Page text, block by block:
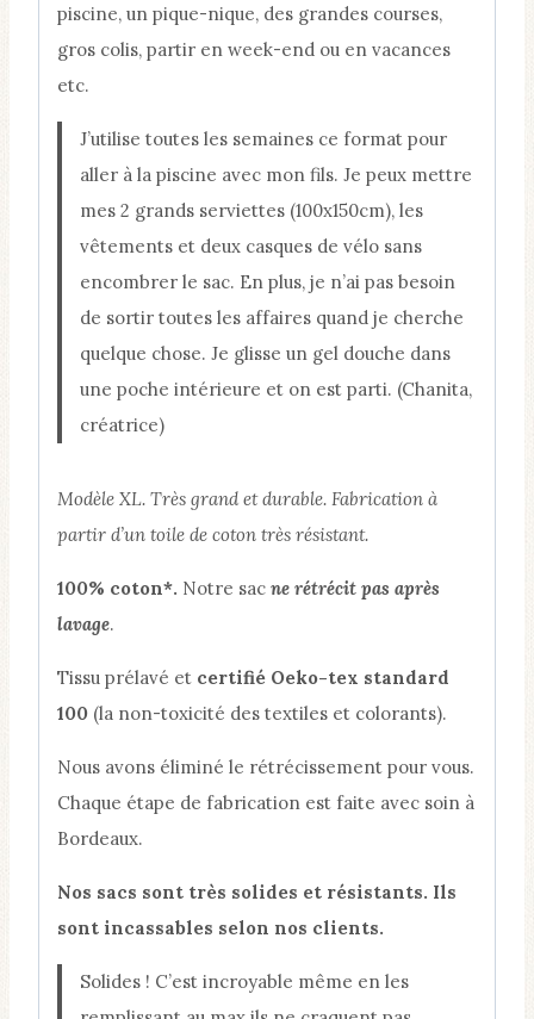
piscine, un pique-nique, des grandes courses,
gros colis, partir en week-end ou en vacances
etc.
J’utilise toutes les semaines ce format pour
aller à la piscine avec mon fils. Je peux mettre
mes 2 grands serviettes (100x150cm), les
vêtements et deux casques de vélo sans
encombrer le sac. En plus, je n’ai pas besoin
de sortir toutes les affaires quand je cherche
quelque chose. Je glisse un gel douche dans
une poche intérieure et on est parti. (Chanita,
créatrice)
Modèle XL. Très grand et durable. Fabrication à
partir d’un toile de coton très résistant.
100% coton*. ​Notre sac ne rétrécit pas après
lavage.
Tissu prélavé et certifié Oeko-tex standard
100 (la non-toxicité des textiles et colorants).​
Nous avons éliminé le rétrécissement pour vous.
Chaque étape de fabrication est faite avec soin à
Bordeaux.
Nos sacs sont très solides et résistants. Ils
sont incassables selon nos clients.
Solides ! C’est incroyable même en les